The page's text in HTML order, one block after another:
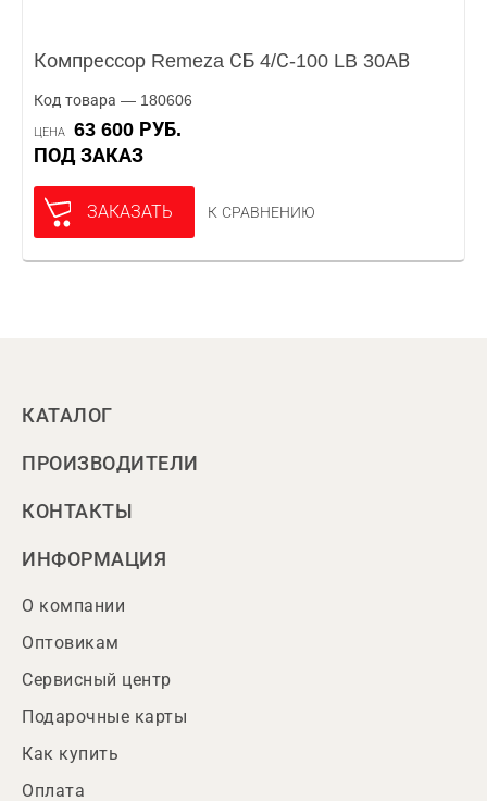
Компрессор Remeza СБ 4/С-100 LB 30AВ
Код товара — 180606
ЦЕНА
63 600 РУБ.
ПОД ЗАКАЗ
ЗАКАЗАТЬ К СРАВНЕНИЮ
КАТАЛОГ
ПРОИЗВОДИТЕЛИ
КОНТАКТЫ
ИНФОРМАЦИЯ
О компании
Оптовикам
Сервисный центр
Подарочные карты
Как купить
Оплата